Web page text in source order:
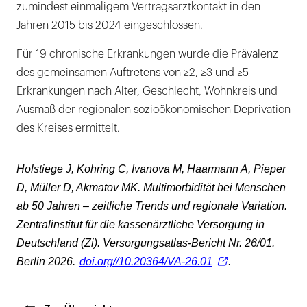
zumindest einmaligem Vertragsarztkontakt in den
Jahren 2015 bis 2024 eingeschlossen.
Für 19 chronische Erkrankungen wurde die Prävalenz
des gemeinsamen Auftretens von ≥2, ≥3 und ≥5
Erkrankungen nach Alter, Geschlecht, Wohnkreis und
Ausmaß der regionalen sozioökonomischen Deprivation
des Kreises ermittelt.
Holstiege J, Kohring C, Ivanova M, Haarmann A, Pieper
D, Müller D, Akmatov MK. Multimorbidität bei Menschen
ab 50 Jahren – zeitliche Trends und regionale Variation.
Zentralinstitut für die kassenärztliche Versorgung in
Deutschland (Zi). Versorgungsatlas-Bericht Nr. 26/01.
Berlin 2026. doi.org//10.20364/VA-26.01 .